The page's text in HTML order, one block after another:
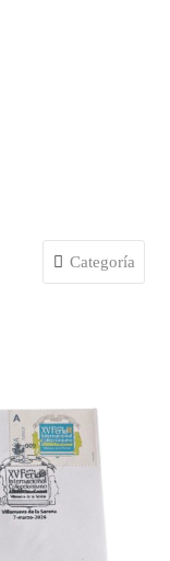
Categoría